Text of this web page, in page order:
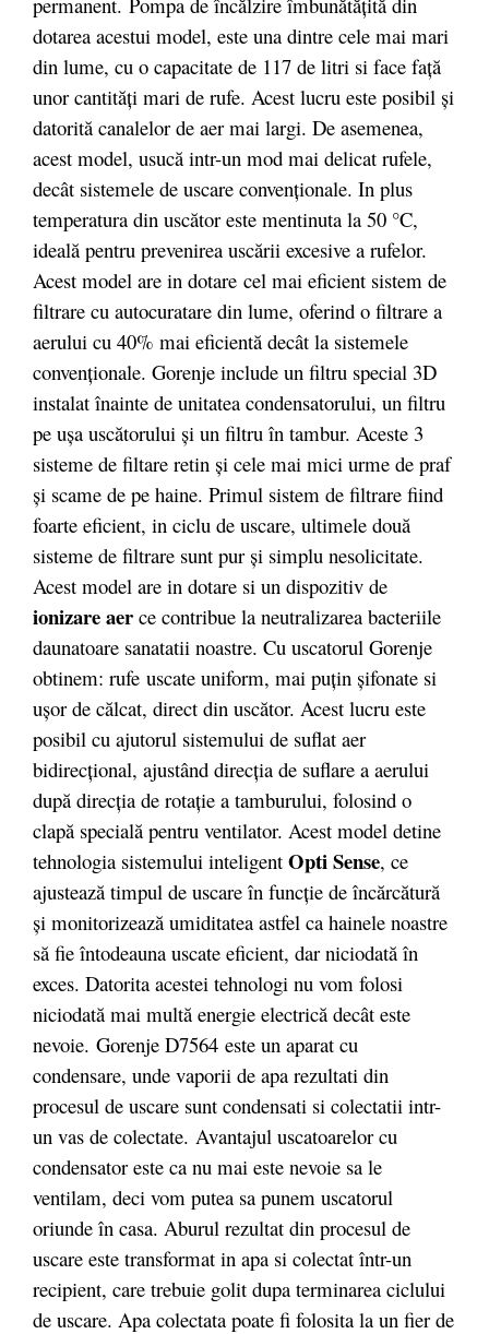
dotarea acestui model, este una dintre cele mai mari
din lume, cu o capacitate de 117 de litri si face față
unor cantități mari de rufe. Acest lucru este posibil și
datorită canalelor de aer mai largi. De asemenea,
acest model, usucă intr-un mod mai delicat rufele,
decât sistemele de uscare convenționale. In plus
temperatura din uscător este mentinuta la 50 °C,
ideală pentru prevenirea uscării excesive a rufelor.
Acest model are in dotare cel mai eficient sistem de
filtrare cu autocuratare din lume, oferind o filtrare a
aerului cu 40% mai eficientă decât la sistemele
convenționale. Gorenje include un filtru special 3D
instalat înainte de unitatea condensatorului, un filtru
pe ușa uscătorului și un filtru în tambur. Aceste 3
sisteme de filtare retin și cele mai mici urme de praf
și scame de pe haine. Primul sistem de filtrare fiind
foarte eficient, in ciclu de uscare, ultimele două
sisteme de filtrare sunt pur și simplu nesolicitate.
Acest model are in dotare si un dispozitiv de
ionizare aer ce contribue la neutralizarea bacteriile
daunatoare sanatatii noastre. Cu uscatorul Gorenje
obtinem: rufe uscate uniform, mai puțin șifonate si
ușor de călcat, direct din uscător. Acest lucru este
posibil cu ajutorul sistemului de suflat aer
bidirecțional, ajustând direcția de suflare a aerului
după direcția de rotație a tamburului, folosind o
clapă specială pentru ventilator. Acest model detine
tehnologia sistemului inteligent Opti Sense, ce
ajustează timpul de uscare în funcţie de încărcătură
şi monitorizează umiditatea astfel ca hainele noastre
să fie întodeauna uscate eficient, dar niciodată în
exces. Datorita acestei tehnologi nu vom folosi
niciodată mai multă energie electrică decât este
nevoie. Gorenje D7564 este un aparat cu
condensare, unde vaporii de apa rezultati din
procesul de uscare sunt condensati si colectatii intr-
un vas de colectate. Avantajul uscatoarelor cu
condensator este ca nu mai este nevoie sa le
ventilam, deci vom putea sa punem uscatorul
oriunde în casa. Aburul rezultat din procesul de
uscare este transformat in apa si colectat într-un
recipient, care trebuie golit dupa terminarea ciclului
de uscare. Apa colectata poate fi folosita la un fier de